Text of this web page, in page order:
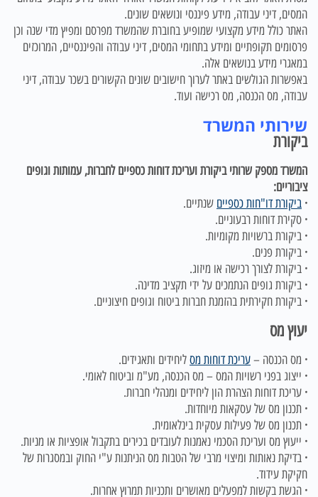
המסים, דיני עבודה, מידע פיננסי ונושאים שונים.
האתר כולל מידע מקצועי שמופיע בחוברת שהמשרד מפרסם ומפיץ מדי שנה וכן
פרסומים תקופתיים ומידע בתחומי המסים, דיני עבודה והפיננסיים, המרוכזים
במאגרי מידע בנושאים אלה.
באפשרות הגולשים באתר לערוך חישובים שונים הקשורים בשכר עבודה, דיני
עבודה, מס הכנסה, מס רכישה ועוד.
שירותי המשרד
ביקורת
המשרד מספק שרותי ביקורת ועריכת דוחות כספיים לחברות, עמותות וגופים
ציבוריים:
· ביקורת דו"חות כספיים שנתיים.
· סקירת דוחות רבעוניים.
· ביקורת ברשויות מקומיות.
· ביקורת פנים.
· ביקורת לצורך רכישה או מיזוג.
· ביקורת גופים הנתמכים על ידי תקציב מדינה.
· ביקורת חקירתית בהזמנת חברות ביטוח וגופים חיצוניים.
יעוץ מס
· מס הכנסה –עריכת דוחות מסליחידים ותאגידים.
· ייצוג בפני רשויות המס – מס הכנסה, מע"מ וביטוח לאומי.
· עריכת דוחות הצהרת הון ליחידים ומנהלי חברות.
· תכנון מס של עסקאות מיוחדות.
· תכנון מס של פעילות עסקית בינלאומית.
· ייעוץ מס ועריכת הסכמי נאמנות לעובדים בכירים בתקבול אופציות או מניות.
· בדיקת נאותות ומיצוי מרבי של הטבות מס הניתנות ע"י החוק ובמסגרות של
חקיקת עידוד.
· הגשת בקשות למפעלים מאושרים ותכניות תמרוץ אחרות.